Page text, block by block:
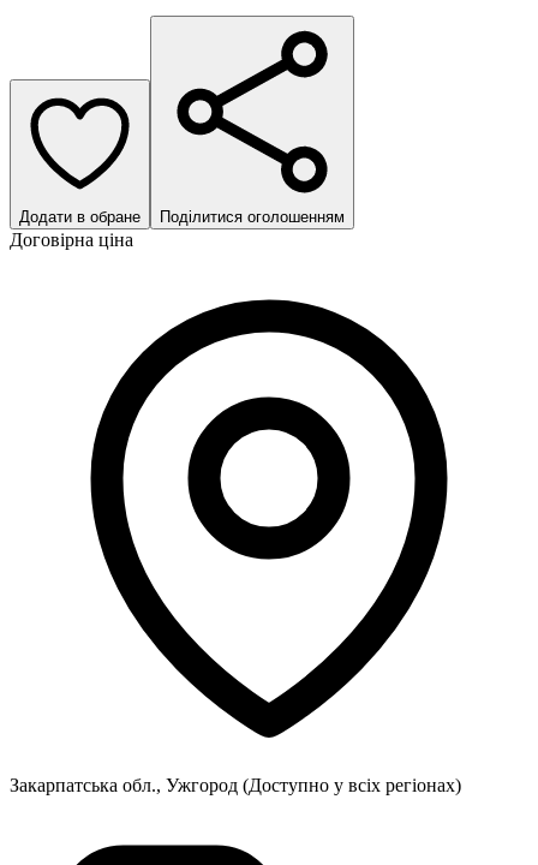
Додати в обране Поділитися оголошенням
Договірна ціна
Закарпатська обл., Ужгород (Доступно у всіх регіонах)